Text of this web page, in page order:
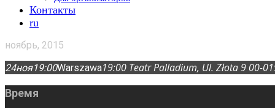
Контакты
ru
ноябрь, 2015
24ноя19:00Warszawa19:00 Teatr Palladium, Ul. Złota 9 00-
Время